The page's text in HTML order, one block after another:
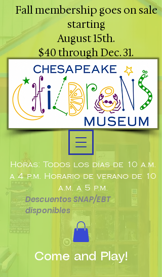
Horas: Todos los días de 10 a.m.
a 4 p.m. Horario de verano de 10
a.m. a 5 p.m.
Descuentos SNAP/EBT
disponibles
Fall membership goes on sale
starting
August 15th.
$40 through Dec. 31.
Come and Play!